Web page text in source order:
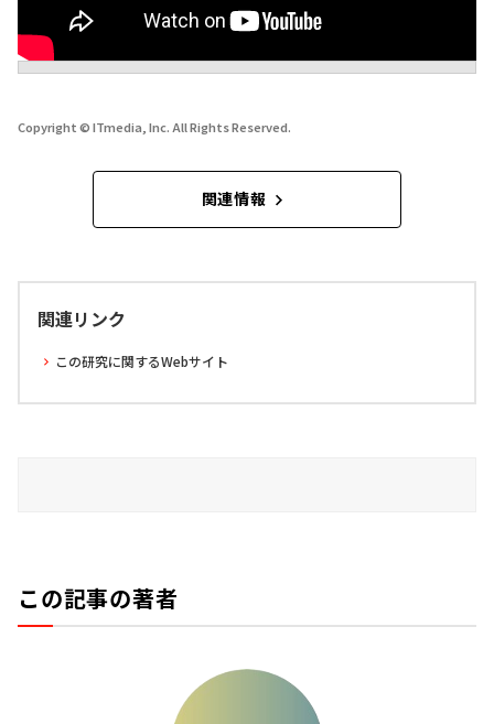
Copyright © ITmedia, Inc. All Rights Reserved.
関連情報
関連リンク
この研究に関するWebサイト
この記事の著者